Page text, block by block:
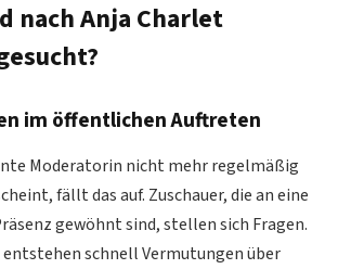
nach Anja Charlet
im öffentlichen Auftreten
Moderatorin nicht mehr regelmäßig
fällt das auf. Zuschauer, die an eine
gewöhnt sind, stellen sich Fragen.
schnell Vermutungen über